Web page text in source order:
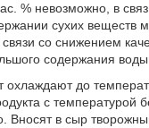
% невозможно, в
сухих веществ
со снижением
содержания воды.
охлаждают до
с температурой
Вносят в сыр